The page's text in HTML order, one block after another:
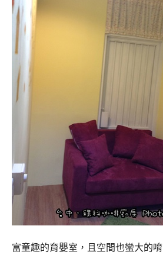
富童趣的育嬰室，且空間也蠻大的唷